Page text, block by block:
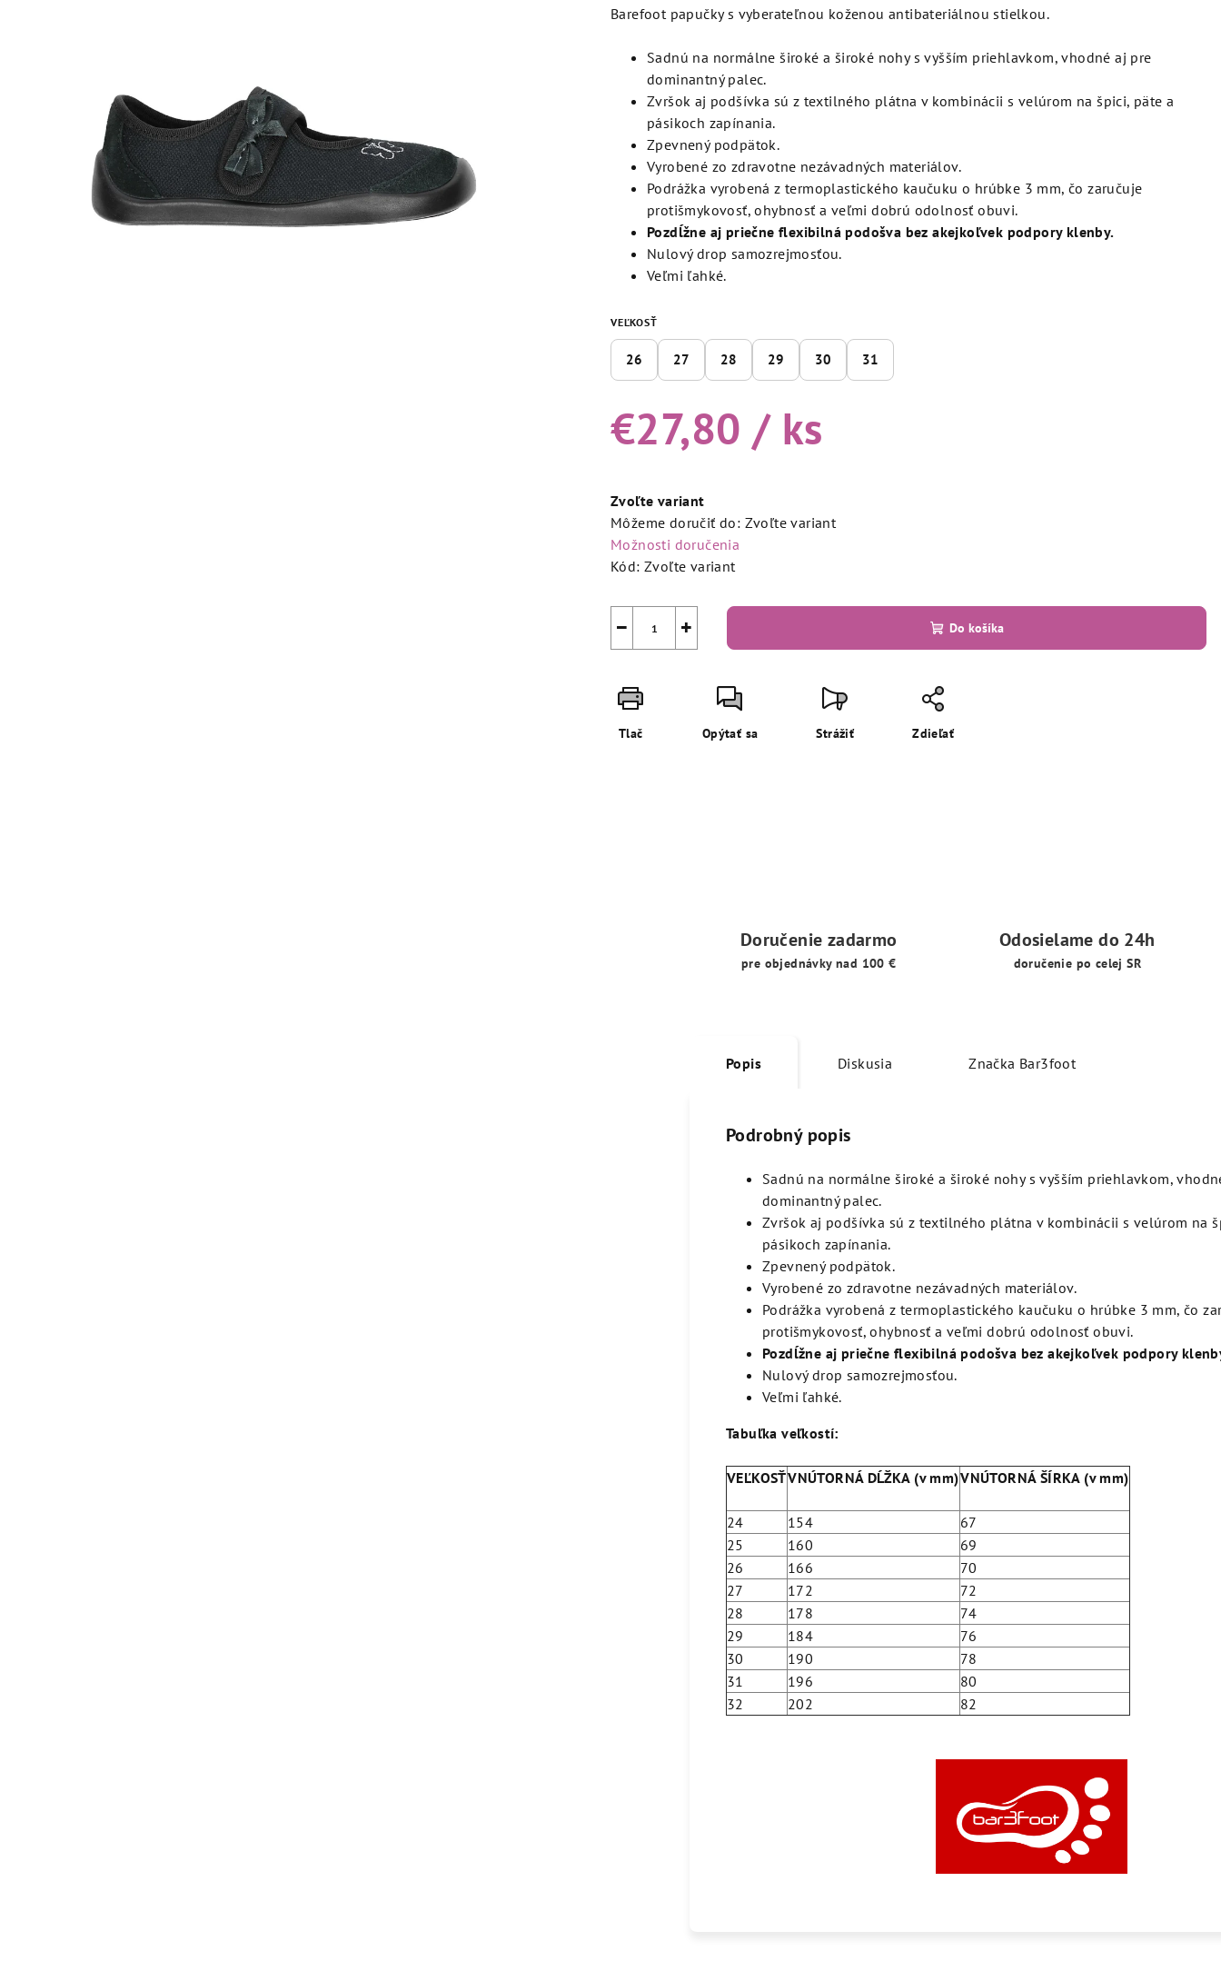
produktu
hviezdičiek.
Barefoot papučky s vyberateľnou koženou antibateriálnou stielkou.
Sadnú na normálne široké a široké nohy s vyšším priehlavkom, vhodné aj pre
dominantný palec.
Zvršok aj podšívka sú z textilného plátna v kombinácii s velúrom na špici, päte a
pásikoch zapínania.
Zpevnený podpätok.
Vyrobené zo zdravotne nezávadných materiálov.
Podrážka vyrobená z termoplastického kaučuku o hrúbke 3 mm, čo zaručuje
protišmykovosť, ohybnosť a veľmi dobrú odolnosť obuvi.
Pozdĺžne aj priečne flexibilná podošva bez akejkoľvek podpory klenby.
Nulový drop samozrejmosťou.
Veľmi ľahké.
VEĽKOSŤ
26 27 28 29 30 31
€27,80 / ks
cena:
Zvoľte variant
Môžeme doručiť do: Zvoľte variant
Možnosti doručenia
Kód: Zvoľte variant
+
− Do košíka
Tlač Opýtať sa Strážiť Zdieľať
Doručenie zadarmo
pre objednávky nad 100 €
Odosielame do 24h
doručenie po celej SR
Popis Diskusia Značka Bar3foot
Podrobný popis
Sadnú na normálne široké a široké nohy s vyšším priehlavkom,
dominantný palec.
Zvršok aj podšívka sú z textilného plátna v kombinácii s velúrom na
pásikoch zapínania.
Zpevnený podpätok.
Vyrobené zo zdravotne nezávadných materiálov.
Podrážka vyrobená z termoplastického kaučuku o hrúbke 3 mm, čo
protišmykovosť, ohybnosť a veľmi dobrú odolnosť obuvi.
Pozdĺžne aj priečne flexibilná podošva bez akejkoľvek podpory
Nulový drop samozrejmosťou.
Veľmi ľahké.
Tabuľka veľkostí:
VEĽKOSŤVNÚTORNÁ DĹŽKA (v mm)VNÚTORNÁ ŠÍRKA (v mm)
24 154
67
25
160
69
26
166
70
27
172
72
28
178
74
29
184
76
30
190
78
31
196
80
32
202 82